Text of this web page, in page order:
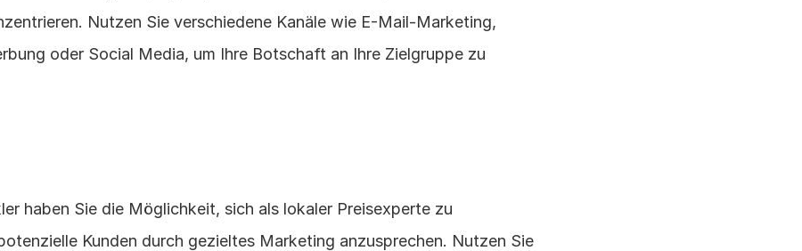
Nutzen Sie verschiedene Kanäle wie E-Mail-Marketing,
oder Social Media, um Ihre Botschaft an Ihre Zielgruppe zu
haben Sie die Möglichkeit, sich als lokaler Preisexperte zu
Kunden durch gezieltes Marketing anzusprechen. Nutzen Sie